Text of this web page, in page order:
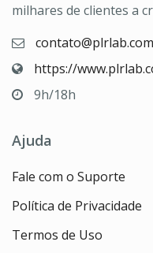
milhares de clientes a
https://
9h/18h
Ajuda
Fale com o Suporte
Política de Privacidade
Termos de Uso